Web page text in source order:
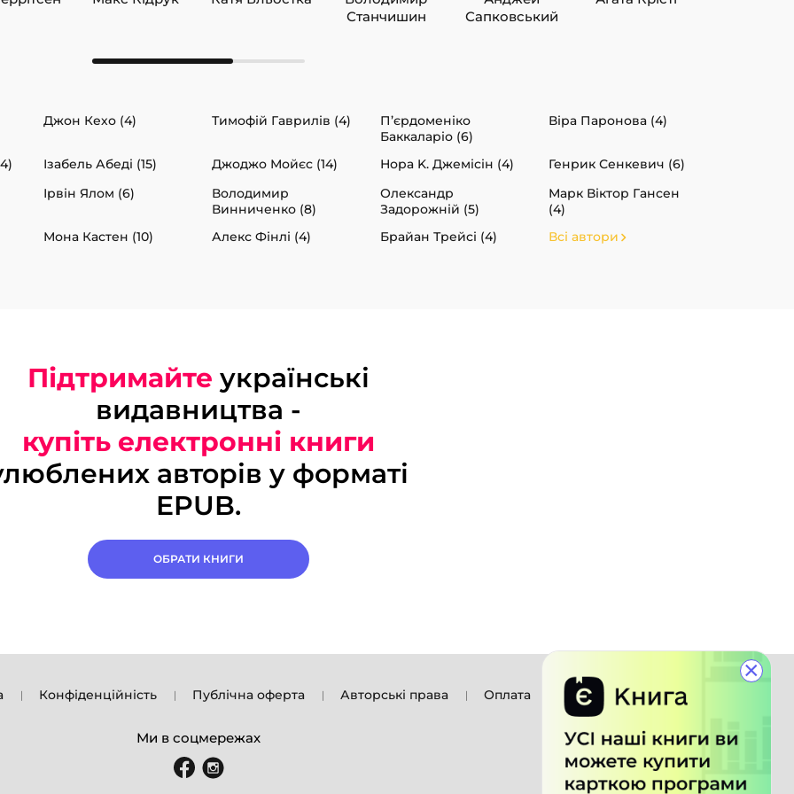
×
Станчишин
Сапковський
Джон Кехо (4) Тимофій Гаврилів (4)
П’єрдоменіко
Баккаларіо (6)
Віра Паронова (4)
Ізабель Абеді (15) Джоджо Мойєс (14) Нора K. Джемісін (4)
Генрик Сенкевич (6)
Ірвін Ялом (6)
Володимир
Винниченко (8)
Олександр
Задорожній (5)
Марк Віктор Гансен
(4)
Мона Кастен (10) Алекс Фінлі (4) Брайан Трейсі (4) Всі автори
Підтримайте українські
видавництва -
купіть електронні книги
авторів у форматі
EPUB.
ОБРАТИ КНИГИ
Конфіденційність Публічна оферта Авторські права Оплата
Ми в соцмережах